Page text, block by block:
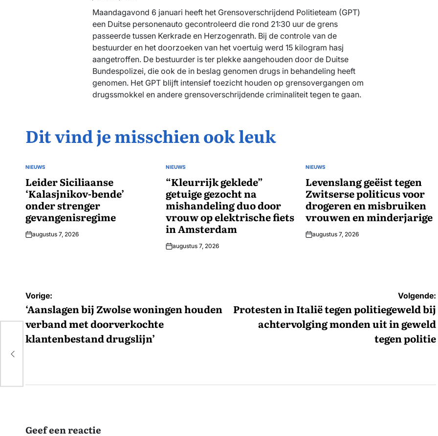
Maandagavond 6 januari heeft het Grensoverschrijdend Politieteam (GPT)
een Duitse personenauto gecontroleerd die rond 21:30 uur de grens
passeerde tussen Kerkrade en Herzogenrath. Bij de controle van de
bestuurder en het doorzoeken van het voertuig werd 15 kilogram hasj
aangetroffen. De bestuurder is ter plekke aangehouden door de Duitse
Bundespolizei, die ook de in beslag genomen drugs in behandeling heeft
genomen. Het GPT blijft intensief toezicht houden op grensovergangen om
drugssmokkel en andere grensoverschrijdende criminaliteit tegen te gaan.
Dit vind je misschien ook leuk
GEPLAATST
NIEUWS
Leider Siciliaanse
‘Kalasjnikov-bende’
onder strenger
gevangenisregime
augustus 7, 2026
GEPLAATST
IN
NIEUWS
“Kleurrijk geklede”
getuige gezocht na
mishandeling duo door
vrouw op elektrische fiets
in Amsterdam
augustus 7, 2026
GEPLAATST
NIEUWS
Levenslang geëist tegen
Zwitserse politicus voor
drogeren en misbruiken
vrouwen en minderjarige
augustus 7, 2026
Bericht
navigatie
Vorige:
‘Aanslagen bij Zwolse woningen houden
verband met doorverkochte
klantenbestand drugslijn’
Volgende:
Protesten in Italië tegen politiegeweld bij
achtervolging monden uit in geweld
tegen politie
Geef een reactie